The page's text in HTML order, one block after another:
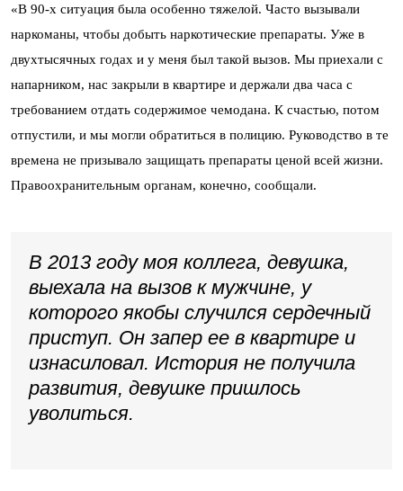
«В 90-х ситуация была особенно тяжелой. Часто вызывали
наркоманы, чтобы добыть наркотические препараты. Уже в
двухтысячных годах и у меня был такой вызов. Мы приехали с
напарником, нас закрыли в квартире и держали два часа с
требованием отдать содержимое чемодана. К счастью, потом
отпустили, и мы могли обратиться в полицию. Руководство в те
времена не призывало защищать препараты ценой всей жизни.
Правоохранительным органам, конечно, сообщали.
В 2013 году моя коллега, девушка,
выехала на вызов к мужчине, у
которого якобы случился сердечный
приступ. Он запер ее в квартире и
изнасиловал. История не получила
развития, девушке пришлось
уволиться.